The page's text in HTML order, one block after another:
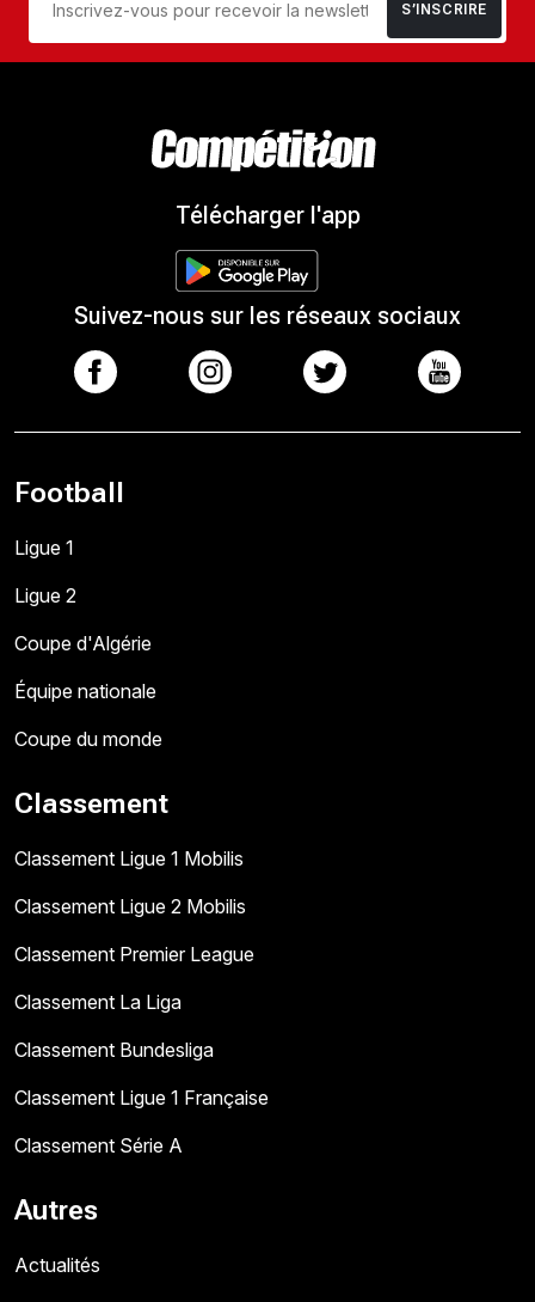
S’INSCRIRE
Télécharger l'app
Suivez-nous sur les réseaux sociaux
Football
Ligue 1
Ligue 2
Coupe d'Algérie
Équipe nationale
Coupe du monde
Classement
Classement Ligue 1 Mobilis
Classement Ligue 2 Mobilis
Classement Premier League
Classement La Liga
Classement Bundesliga
Classement Ligue 1 Française
Classement Série A
Autres
Actualités